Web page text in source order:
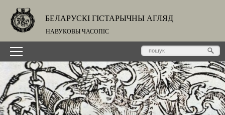
БЕЛАРУСКІ ГІСТАРЫЧНЫ АГЛЯД
НАВУКОВЫ ЧАСОПІС